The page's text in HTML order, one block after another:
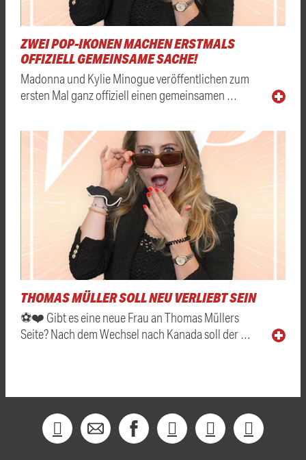
ZWEI POP-IKONEN MACHEN ERSTMALS
OFFIZIELL GEMEINSAME SACHE!
Madonna und Kylie Minogue veröffentlichen zum
ersten Mal ganz offiziell einen gemeinsamen …
THOMAS MÜLLER SOLL NEU VERLIEBT SEIN
⚽❤️ Gibt es eine neue Frau an Thomas Müllers
Seite? Nach dem Wechsel nach Kanada soll der …